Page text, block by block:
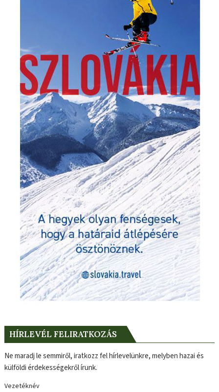
HÍRLEVÉL FELIRATKOZÁS
Ne maradj le semmiről, iratkozz fel hírlevelünkre, melyben hazai és
külföldi érdekességekről írunk.
Vezetéknév